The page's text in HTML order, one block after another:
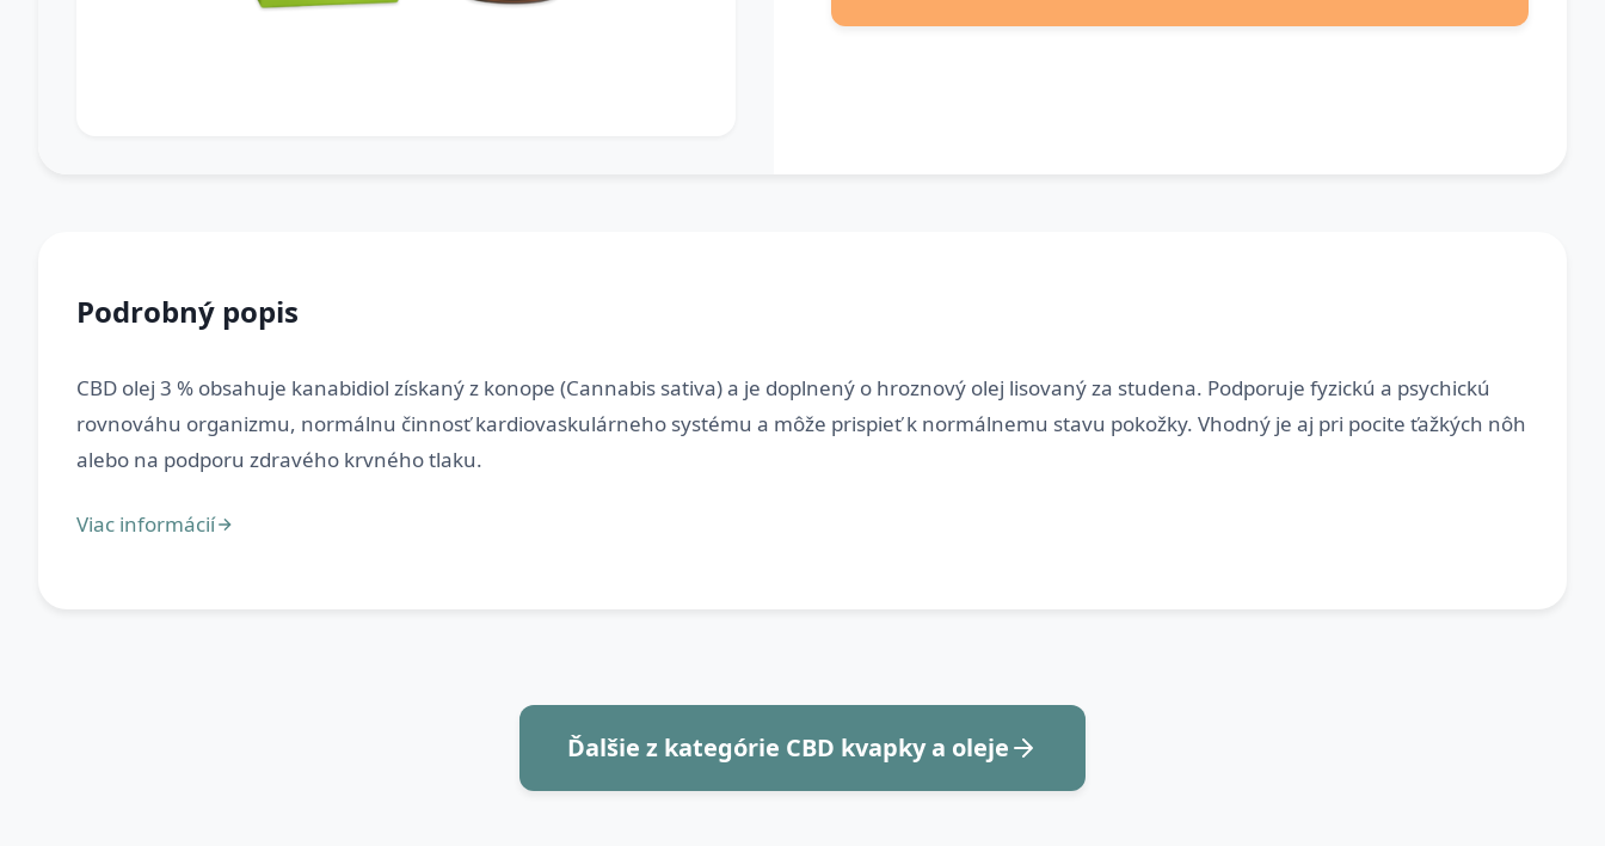
Podrobný popis
CBD olej 3 % obsahuje kanabidiol získaný z konope (Cannabis sativa) a je doplnený o hroznový olej lisovaný za studena. Podporuje fyzickú a psychickú
rovnováhu organizmu, normálnu činnosť kardiovaskulárneho systému a môže prispieť k normálnemu stavu pokožky. Vhodný je aj pri pocite ťažkých nôh
Ďalšie z kategórie CBD kvapky a oleje